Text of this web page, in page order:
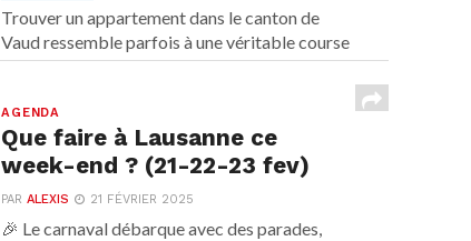
Trouver un appartement dans le canton de
Vaud ressemble parfois à une véritable course
contre-la-montre. Entre...
AGENDA
Que faire à Lausanne ce
week-end ? (21-22-23 fev)
PARALEXIS 21 FÉVRIER 2025
🎉 Le carnaval débarque avec des parades,